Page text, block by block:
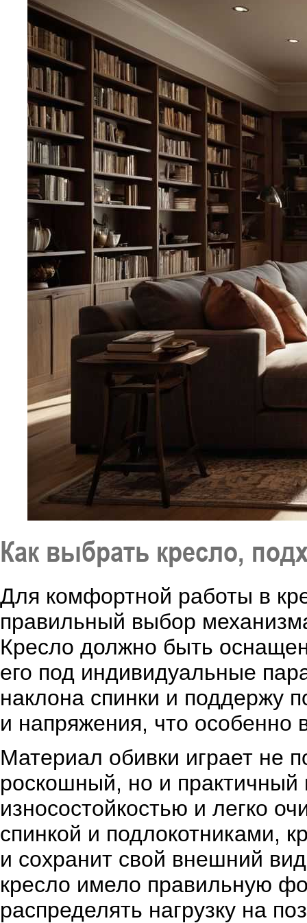
Как выбрать кресло,
Для комфортной работы в
правильный выбор
Кресло должно быть
его под индивидуальные
наклона спинки и поддержу
и напряжения, что особенно
Материал обивки играет не
роскошный, но и практичный
износостойкостью и легко
спинкой и подлокотниками,
и сохранит свой внешний
кресло имело правильную
распределять нагрузку на